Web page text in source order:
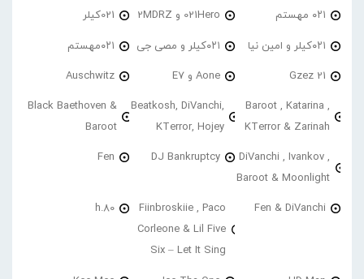
۰۲۱ مهستم 021Hero و 2MDRZ 021کیلر
۰۲۱کیلر و امین نیا ۰۲۱کیلر و مصی جی ۰۲۱مهستم
21 Gzez Aone و E7 Auschwitz
Baroot , Katarina ,
KTerror & Zarinah
Beatkosh, DiVanchi,
KTerror, Hojey
Black Baethoven &
Baroot
DiVanchi , Ivankov ,
Baroot & Moonlight
DJ Bankruptcy
Fen
Fen & DiVanchi
Fiinbroskiie , Paco
Corleone & Lil Five
Six – Let It Sing
h.80